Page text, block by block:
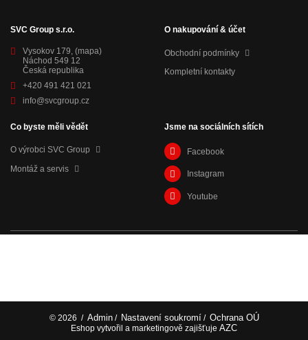
SVC Group s.r.o.
Vysokov 179, (mapa)
Náchod 549 12
Česká republika
+420 491 421 021
info@svcgroup.cz
O nakupování & účet
Obchodní podmínky
Kompletní kontakty
Co byste měli vědět
O výrobci SVC Group
Montáž a servis
Jsme na sociálních sítích
Facebook
Instagram
Youtube
© 2026 / Admin/ Nastavení soukromí/ Ochrana OÚ
Eshop vytvořil a marketingově zajišťuje AZC